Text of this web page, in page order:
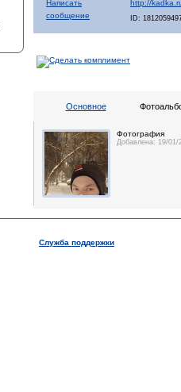
Написать
сообщение
http://
ID:
Основное
Фотография
Добавлена: 19/01/
Служба поддержки